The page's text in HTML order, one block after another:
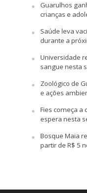
Guarulhos
crianças e
Saúde leva
durante a
Universidade
sangue nesta
Zoológico de
e ações
Fies começa a
espera nesta
Bosque Maia
partir de R$ 5